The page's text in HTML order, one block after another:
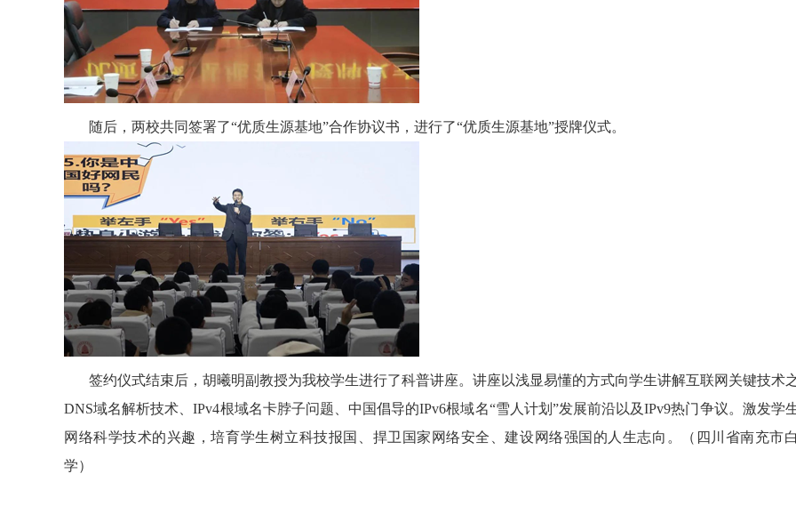
随后，两校共同签署了“优质生源基地”合作协议书，进行了“优质生源基地”授牌仪式。
签约仪式结束后，胡曦明副教授为我校学生进行了科普讲座。讲座以浅显易懂的方式向学生讲解互联网关键技术
DNS域名解析技术、IPv4根域名卡脖子问题、中国倡导的IPv6根域名“雪人计划”发展前沿以及IPv9热门争议。激发学
网络科学技术的兴趣，培育学生树立科技报国、捍卫国家网络安全、建设网络强国的人生志向。（四川省南充市
学）